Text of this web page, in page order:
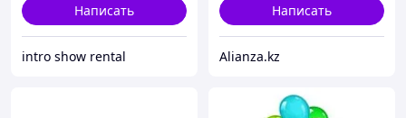
Написать
intro show rental
Написать
Alianza.kz